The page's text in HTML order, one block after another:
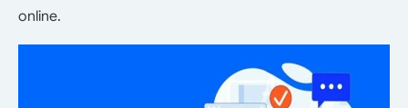
online.